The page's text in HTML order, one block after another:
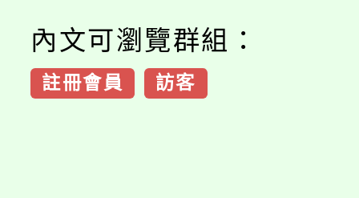
內文可瀏覽群組：
註冊會員 訪客